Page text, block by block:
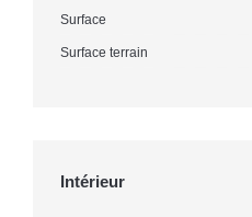
Surface
Surface terrain
Intérieur